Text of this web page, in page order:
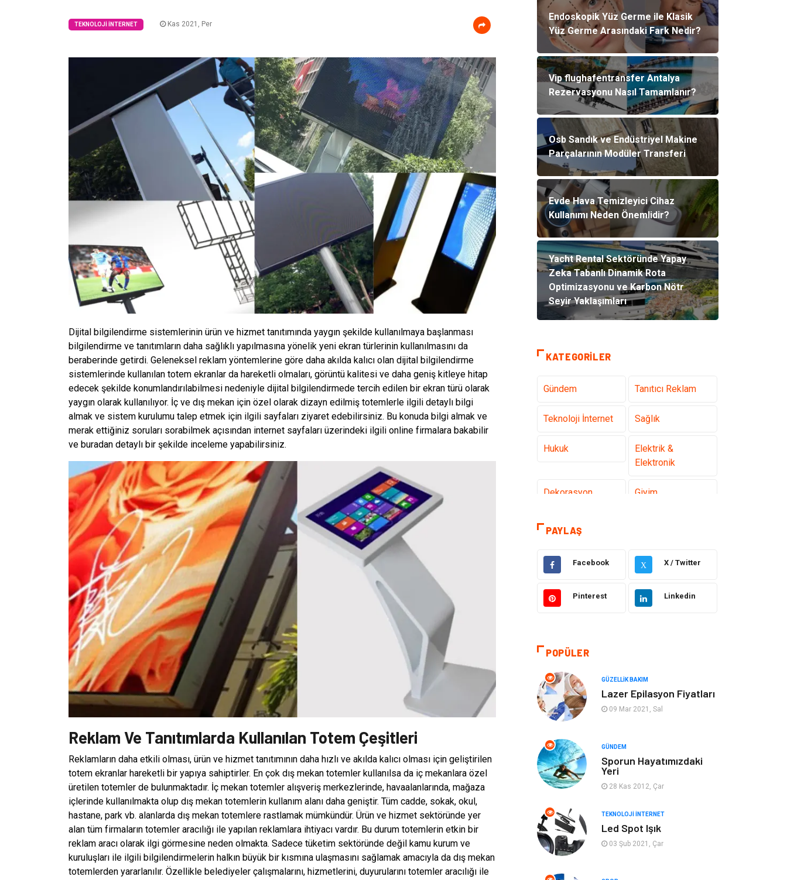
TEKNOLOJI İNTERNET Kas 2021, Per
Dijital bilgilendirme sistemlerinin ürün ve hizmet tanıtımında yaygın şekilde kullanılmaya başlanması
bilgilendirme ve tanıtımların daha sağlıklı yapılmasına yönelik yeni ekran türlerinin kullanılmasını da
beraberinde getirdi. Geleneksel reklam yöntemlerine göre daha akılda kalıcı olan dijital bilgilendirme
sistemlerinde kullanılan totem ekranlar da hareketli olmaları, görüntü kalitesi ve daha geniş kitleye hitap
edecek şekilde konumlandırılabilmesi nedeniyle dijital bilgilendirmede tercih edilen bir ekran türü olarak
yaygın olarak kullanılıyor. İç ve dış mekan için özel olarak dizayn edilmiş totemlerle ilgili detaylı bilgi
almak ve sistem kurulumu talep etmek için ilgili sayfaları ziyaret edebilirsiniz. Bu konuda bilgi almak ve
merak ettiğiniz soruları sorabilmek açısından internet sayfaları üzerindeki ilgili online firmalara bakabilir
ve buradan detaylı bir şekilde inceleme yapabilirsiniz.
Reklam Ve Tanıtımlarda Kullanılan Totem Çeşitleri
Reklamların daha etkili olması, ürün ve hizmet tanıtımının daha hızlı ve akılda kalıcı olması için geliştirilen
totem ekranlar hareketli bir yapıya sahiptirler. En çok dış mekan totemler kullanılsa da iç mekanlara özel
üretilen totemler de bulunmaktadır. İç mekan totemler alışveriş merkezlerinde, havaalanlarında, mağaza
içlerinde kullanılmakta olup dış mekan totemlerin kullanım alanı daha geniştir. Tüm cadde, sokak, okul,
hastane, park vb. alanlarda dış mekan totemlere rastlamak mümkündür. Ürün ve hizmet sektöründe yer
alan tüm firmaların totemler aracılığı ile yapılan reklamlara ihtiyacı vardır. Bu durum totemlerin etkin bir
reklam aracı olarak ilgi görmesine neden olmakta. Sadece tüketim sektöründe değil kamu kurum ve
kuruluşları ile ilgili bilgilendirmelerin halkın büyük bir kısmına ulaşmasını sağlamak amacıyla da dış mekan
totemlerden yararlanılır. Özellikle belediyeler çalışmalarını, hizmetlerini, duyurularını totemler aracılığı ile
Endoskopik Yüz Germe ile Klasik
Yüz Germe Arasındaki Fark Nedir?
Vip flughafentransfer Antalya
Rezervasyonu Nasıl Tamamlanır?
Osb Sandık ve Endüstriyel Makine
Parçalarının Modüler Transferi
Evde Hava Temizleyici Cihaz
Kullanımı Neden Önemlidir?
Yacht Rental Sektöründe Yapay
Zeka Tabanlı Dinamik Rota
Optimizasyonu ve Karbon Nötr
Seyir Yaklaşımları
KATEGORILER
Gündem Tanıtıcı Reklam
Teknoloji İnternet Sağlık
Hukuk
Elektrik &
Elektronik
Dekorasyon Giyim
Otomotiv
Anne Çocuk
Organizasyon Moda
Bilgisayar &
Yazılım
Tatil
Müzik
Spor İnternet
PAYLAŞ
Facebook X X / Twitter
Pinterest Linkedin
POPÜLER
GÜZELLIK BAKIM
Lazer Epilasyon Fiyatları
09 Mar 2021, Sal
GÜNDEM
Sporun Hayatımızdaki
Yeri
28 Kas 2012, Çar
TEKNOLOJI İNTERNET
Led Spot Işık
03 Şub 2021, Çar